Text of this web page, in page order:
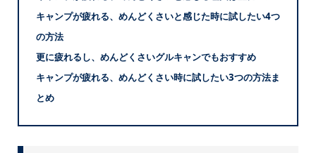
キャンプが疲れる、めんどくさいと感じた時に試したい4つ
の方法
更に疲れるし、めんどくさいグルキャンでもおすすめ
キャンプが疲れる、めんどくさい時に試したい3つの方法ま
とめ